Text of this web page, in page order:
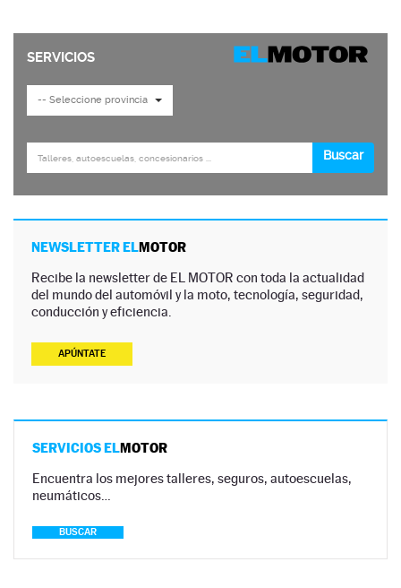
NEWSLETTER ELMOTOR
Recibe la newsletter de EL MOTOR con toda la actualidad
del mundo del automóvil y la moto, tecnología, seguridad,
conducción y eficiencia.
APÚNTATE
SERVICIOS ELMOTOR
Encuentra los mejores talleres, seguros, autoescuelas,
neumáticos…
BUSCAR